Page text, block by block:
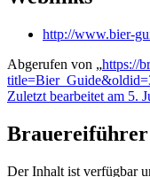
http://www.bier-
Abgerufen von „https://
Zuletzt bearbeitet am 5.
Brauereiführer
Der Inhalt ist verfügbar